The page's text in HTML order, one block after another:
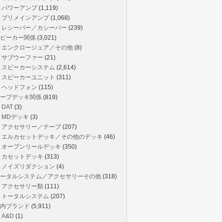
パワーアンプ(1,119)
プリメインアンプ(1,068)
レシーバー／カシーバー (239)
ーカー関係 (3,021)
エンクロージュア／その他 (8)
サブウーファー (21)
スピーカーシステム (2,614)
スピーカーユニット (311)
ヘッドフォン (115)
プデッキ関係 (819)
DAT (3)
MDデッキ (3)
アクセサリー／テープ(207)
エルカセットデッキ／その他のデッキ (46)
オープンリールデッキ (350)
カセットデッキ (313)
ノイズリダクション (4)
ータルシステム／アクセサリーその他 (318)
アクセサリー類 (111)
トータルシステム (207)
ブランド (5,911)
A&D (1)